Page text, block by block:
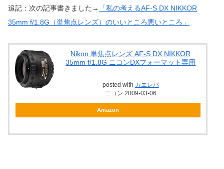
追記：次の記事書きました→
「私の考えるAF-S DX NIKKOR
35mm f/1.8G（単焦点レンズ）のいいところ悪いところ」
Nikon 単焦点レンズ AF-S DX NIKKOR
35mm f/1.8G ニコンDXフォーマット専用
posted with カエレバ
ニコン 2009-03-06
Amazon